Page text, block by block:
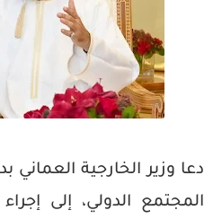
دعا وزير الخارجية
المجتمع الدولي، إلى